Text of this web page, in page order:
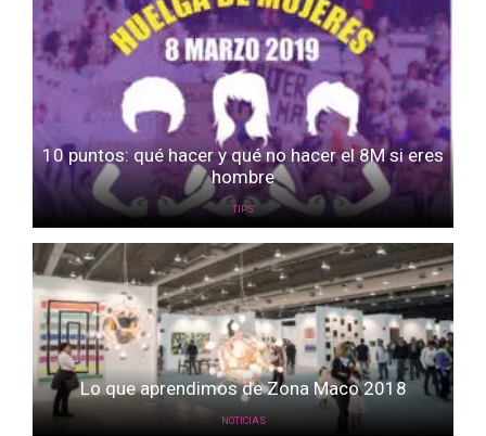
10 puntos: qué hacer y qué no hacer el 8M si eres
hombre
TIPS
Lo que aprendimos de Zona Maco 2018
NOTICIAS